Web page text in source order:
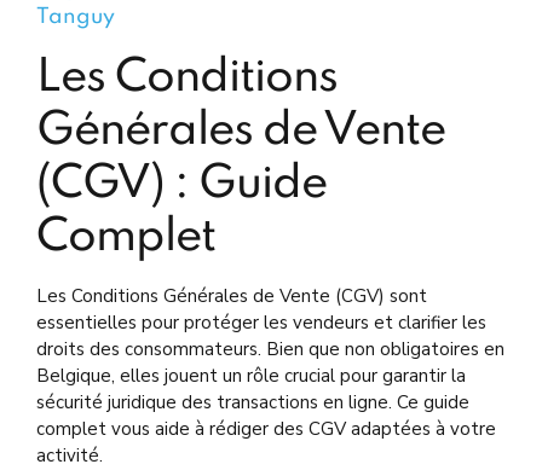
Tanguy
Les Conditions
Générales de Vente
(CGV) : Guide
Complet
Les Conditions Générales de Vente (CGV) sont
essentielles pour protéger les vendeurs et clarifier les
droits des consommateurs. Bien que non obligatoires en
Belgique, elles jouent un rôle crucial pour garantir la
sécurité juridique des transactions en ligne. Ce guide
complet vous aide à rédiger des CGV adaptées à votre
activité.